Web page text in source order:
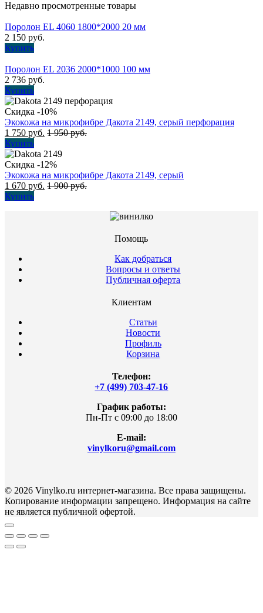
Недавно просмотренные товары
Поролон EL 4060 1800*2000 20 мм
2 150 руб.
Купить
Поролон EL 2036 2000*1000 100 мм
2 736 руб.
Купить
Скидка -10%
Экокожа на микрофибре Дакота 2149, серый перфорация
1 750 руб. 1 950руб.
Купить
Скидка -12%
Экокожа на микрофибре Дакота 2149, серый
1 670 руб. 1 900руб.
Купить
Помощь
Как добраться
Вопросы и ответы
Публичная оферта
Клиентам
Статьи
Новости
Профиль
Корзина
Телефон:
+7 (499) 703-47-16
График работы:
Пн-Пт с 09:00 до 18:00
E-mail:
vinylkoru@gmail.com
© 2026 Vinylko.ru интернет-магазина. Все права защищены.
Копирование информации запрещено. Информация на сайте
не является публичной офертой.